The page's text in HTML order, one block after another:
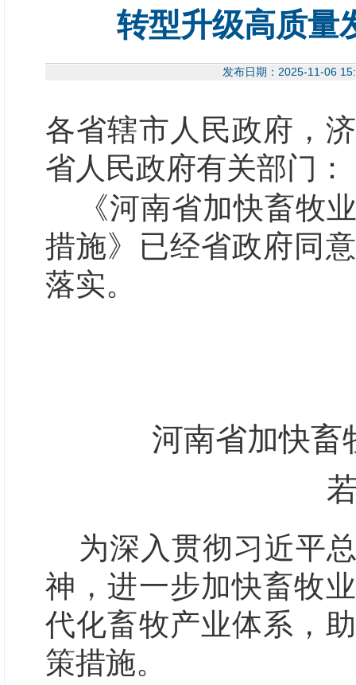
转型升级高质量
发布日期：2025-11-
各省辖市人民政府，
省人民政府有关部门：
《河南省加快畜牧
措施》已经省政府同
落实。
河南省加快畜
为深入贯彻习近平
神，进一步加快畜牧
代化畜牧产业体系，
策措施。